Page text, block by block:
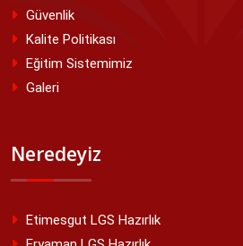
Güvenlik
Kalite Politikası
Eğitim Sistemimiz
Galeri
Neredeyiz
Etimesgut LGS Hazırlık